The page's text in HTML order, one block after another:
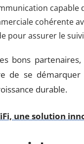
capable
cohérente
pour assurer le
bons
de se
durable.
une solution